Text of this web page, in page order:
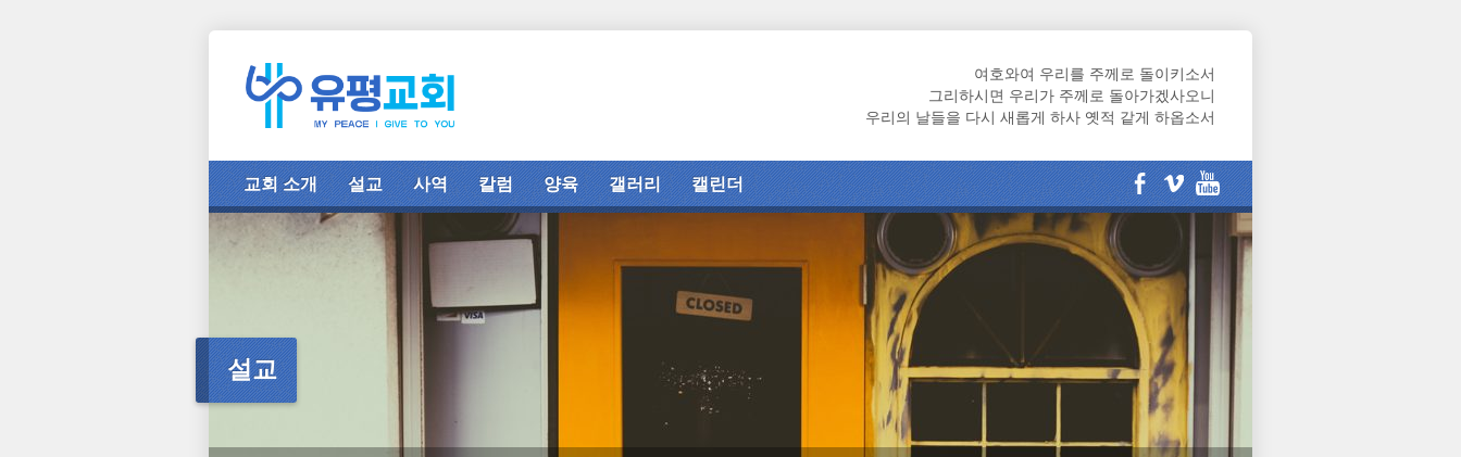
여호와여 우리를 주께로 돌이키소서
그리하시면 우리가 주께로 돌아가겠사오니
우리의 날들을 다시 새롭게 하사 옛적 같게 하옵소서
교회 소개 설교 사역 칼럼 양육 갤러리 캘린더
설교